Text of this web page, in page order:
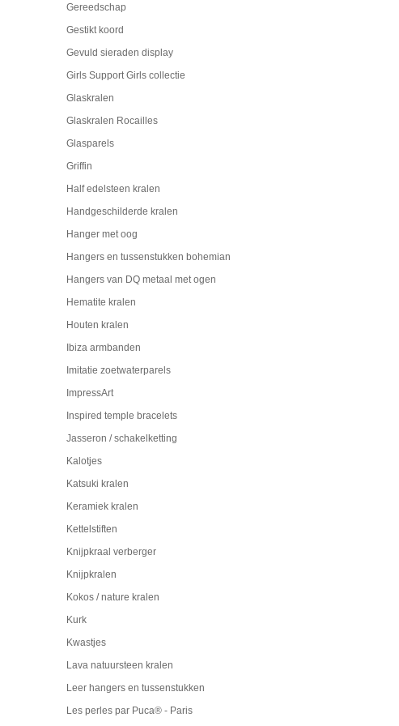
Gereedschap
Gestikt koord
Gevuld sieraden display
Girls Support Girls collectie
Glaskralen
Glaskralen Rocailles
Glasparels
Griffin
Half edelsteen kralen
Handgeschilderde kralen
Hanger met oog
Hangers en tussenstukken bohemian
Hangers van DQ metaal met ogen
Hematite kralen
Houten kralen
Ibiza armbanden
Imitatie zoetwaterparels
ImpressArt
Inspired temple bracelets
Jasseron / schakelketting
Kalotjes
Katsuki kralen
Keramiek kralen
Kettelstiften
Knijpkraal verberger
Knijpkralen
Kokos / nature kralen
Kurk
Kwastjes
Lava natuursteen kralen
Leer hangers en tussenstukken
Les perles par Puca® - Paris